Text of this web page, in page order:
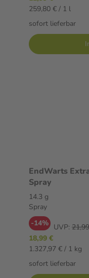
259,80 € / 1 l
sofort lieferbar
EndWarts
Spray
14.3 g
Spray
-14% UVP:
18,99 €
1.327,97 € / 1 kg
sofort lieferbar